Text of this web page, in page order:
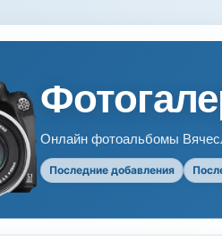
Онлайн фотоальбомы
Последние добавления